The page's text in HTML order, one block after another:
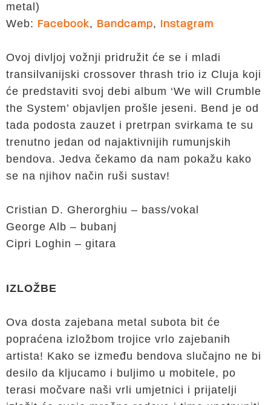
metal)
Web: Facebook, Bandcamp, Instagram
Ovoj divljoj vožnji pridružit će se i mladi
transilvanijski crossover thrash trio iz Cluja koji
će predstaviti svoj debi album ‘We will Crumble
the System’ objavljen prošle jeseni. Bend je od
tada podosta zauzet i pretrpan svirkama te su
trenutno jedan od najaktivnijih rumunjskih
bendova. Jedva čekamo da nam pokažu kako
se na njihov način ruši sustav!
Cristian D. Gherorghiu – bass/vokal
George Alb – bubanj
Cipri Loghin – gitara
IZLOŽBE
Ova dosta zajebana metal subota bit će
popraćena izložbom trojice vrlo zajebanih
artista! Kako se između bendova slučajno ne bi
desilo da kljucamo i buljimo u mobitele, po
terasi močvare naši vrli umjetnici i prijatelji